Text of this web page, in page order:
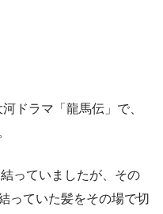
ドラマ「龍馬伝」で、
っていましたが、その
っていた髪をその場で切